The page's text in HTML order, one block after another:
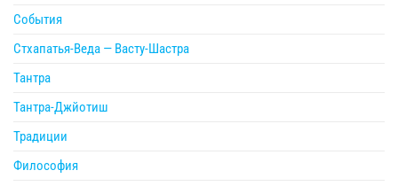
События
Стхапатья-Веда — Васту-Шастра
Тантра
Тантра-Джйотиш
Традиции
Философия